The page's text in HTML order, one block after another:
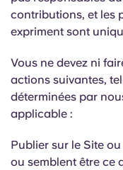
contributions, et les
expriment sont
Vous ne devez ni
actions suivantes,
déterminées par
applicable :
Publier sur le Site
ou semblent être ce